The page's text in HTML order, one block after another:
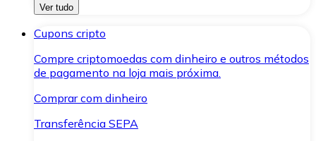
Ver tudo
Cupons cripto
Compre criptomoedas com dinheiro e outros métodos
de pagamento na loja mais próxima.
Comprar com dinheiro
Transferência SEPA